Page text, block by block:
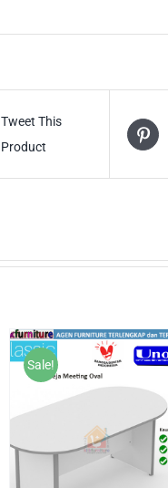
Tweet This
Product
Sale!